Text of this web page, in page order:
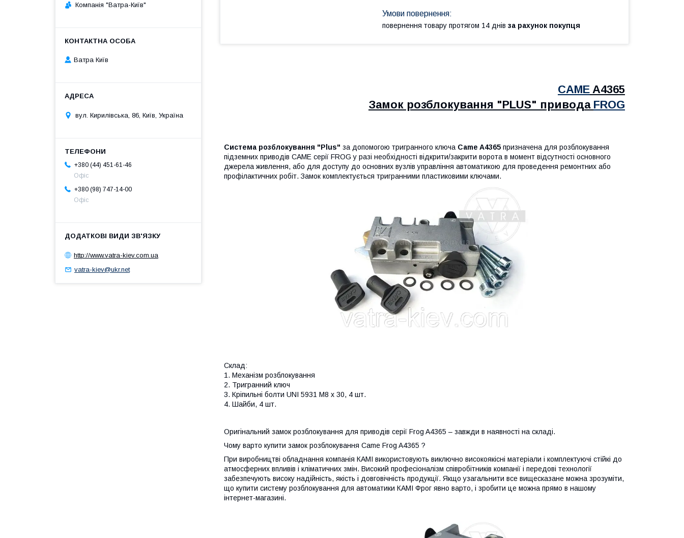
повернення товару протягом 14 днів за рахунок покупця
CAME A4365
Замок розблокування "PLUS" привода FROG
Система розблокування "Plus" за допомогою тригранного ключа Came A4365 призначена для розблокування
підземних приводів CAME серії FROG у разі необхідності відкрити/закрити ворота в момент відсутності основного
джерела живлення, або для доступу до основних вузлів управління автоматикою для проведення ремонтних або
профілактичних робіт. Замок комплектується тригранними пластиковими ключами.
Склад:
1. Механізм розблокування
2. Тригранний ключ
3. Кріпильні болти UNI 5931 M8 x 30, 4 шт.
4. Шайби, 4 шт.
Оригінальний замок розблокування для приводів серії Frog A4365 – завжди в наявності на складі.
Чому варто купити замок розблокування Came Frog A4365 ?
При виробництві обладнання компанія КАМІ використовують виключно високоякісні матеріали і комплектуючі стійкі до
атмосферних впливів і кліматичних змін. Високий професіоналізм співробітників компанії і передові технології
забезпечують високу надійність, якість і довговічність продукції. Якщо узагальнити все вищесказане можна зрозуміти,
що купити систему розблокування для автоматики КАМІ Фрог явно варто, і зробити це можна прямо в нашому
інтернет-магазині.
Компанія "Ватра-Київ"
Ватра Київ
вул. Кирилівська, 86, Київ, Україна
+380 (44) 451-61-46
Офіс
+380 (98) 747-14-00
Офіс
http://www.vatra-kiev.com.ua
vatra-kiev@ukr.net